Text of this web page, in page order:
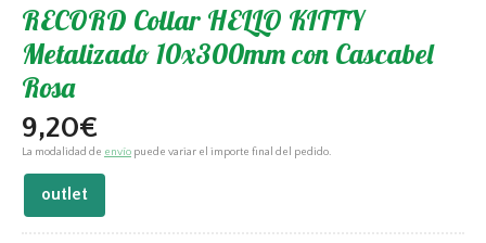
RECORD Collar HELLO KITTY
Metalizado 10x300mm con Cascabel
Rosa
9,20€
La modalidad de envío puede variar el importe final del pedido.
outlet